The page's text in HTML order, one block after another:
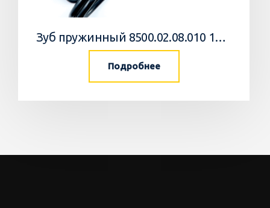
Зуб пружинный 8500.02.08.010 10 Агромастер
Подробнее